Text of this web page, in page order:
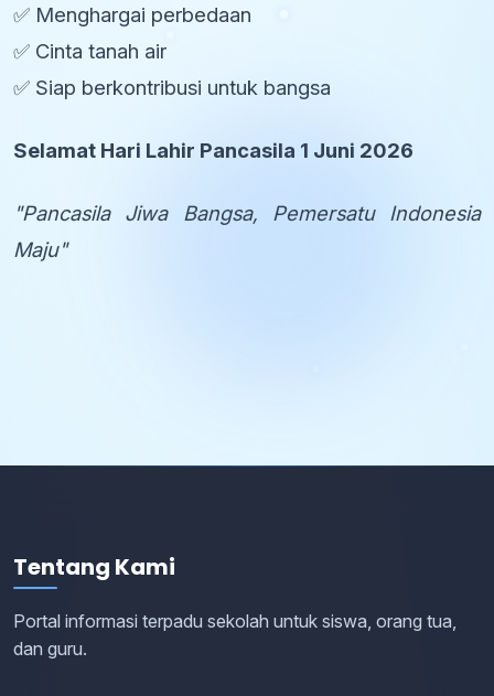
✅ Menghargai perbedaan
✅ Cinta tanah air
✅ Siap berkontribusi untuk bangsa
Selamat Hari Lahir Pancasila 1 Juni 2026
"Pancasila Jiwa Bangsa, Pemersatu Indonesia
Maju"
Tentang Kami
Portal informasi terpadu sekolah untuk siswa, orang tua,
dan guru.